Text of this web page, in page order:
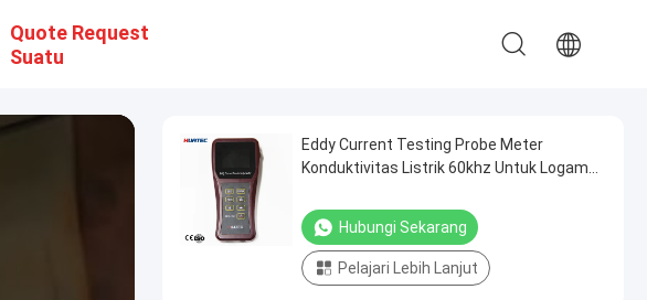
Quote Request
Suatu
Eddy Current Testing Probe Meter
Konduktivitas Listrik 60khz Untuk Logam
Hubungi Sekarang
Pelajari Lebih Lanjut